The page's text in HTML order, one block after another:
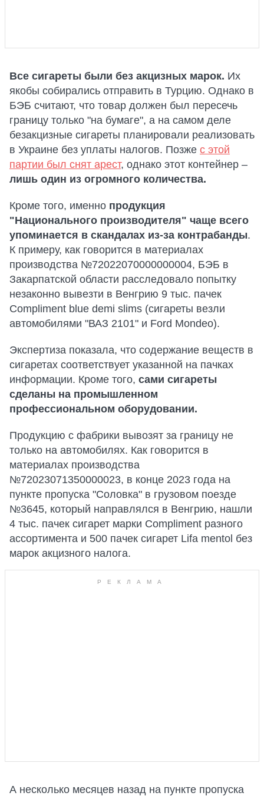
Все сигареты были без акцизных марок. Их
якобы собирались отправить в Турцию. Однако в
БЭБ считают, что товар должен был пересечь
границу только "на бумаге", а на самом деле
безакцизные сигареты планировали реализовать
в Украине без уплаты налогов. Позже с этой
партии был снят арест, однако этот контейнер –
лишь один из огромного количества.
Кроме того, именно продукция
"Национального производителя" чаще всего
упоминается в скандалах из-за контрабанды.
К примеру, как говорится в материалах
производства №72022070000000004, БЭБ в
Закарпатской области расследовало попытку
незаконно вывезти в Венгрию 9 тыс. пачек
Compliment blue demi slims (сигареты везли
автомобилями "ВАЗ 2101" и Ford Mondeo).
Экспертиза показала, что содержание веществ в
сигаретах соответствует указанной на пачках
информации. Кроме того, сами сигареты
сделаны на промышленном
профессиональном оборудовании.
Продукцию с фабрики вывозят за границу не
только на автомобилях. Как говорится в
материалах производства
№72023071350000023, в конце 2023 года на
пункте пропуска "Соловка" в грузовом поезде
№3645, который направлялся в Венгрию, нашли
4 тыс. пачек сигарет марки Compliment разного
ассортимента и 500 пачек сигарет Lifa mentol без
марок акцизного налога.
А несколько месяцев назад на пункте пропуска